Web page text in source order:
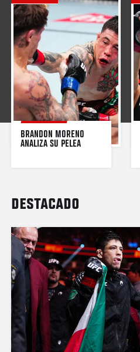
BRANDON MORENO
ANALIZA SU PELEA
DESTACADO